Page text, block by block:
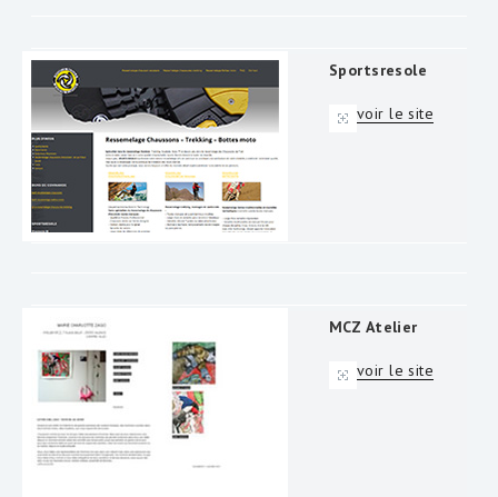
Sportsresole
voir le site
MCZ Atelier
voir le site